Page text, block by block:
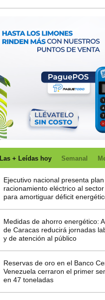
Las + Leídas hoy Semanal
Ejecutivo nacional presenta
racionamiento eléctrico al
para amortiguar déficit
Medidas de ahorro energético:
de Caracas reducirá jornadas
y de atención al público
Reservas de oro en el Banco
Venezuela cerraron el primer
en 47 toneladas